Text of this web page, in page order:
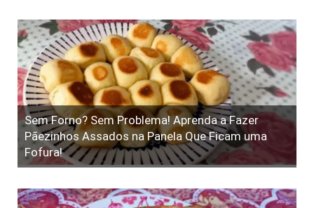
Sem Forno? Sem Problema! Aprenda a Fazer
Pãezinhos Assados na Panela Que Ficam uma
Fofura!